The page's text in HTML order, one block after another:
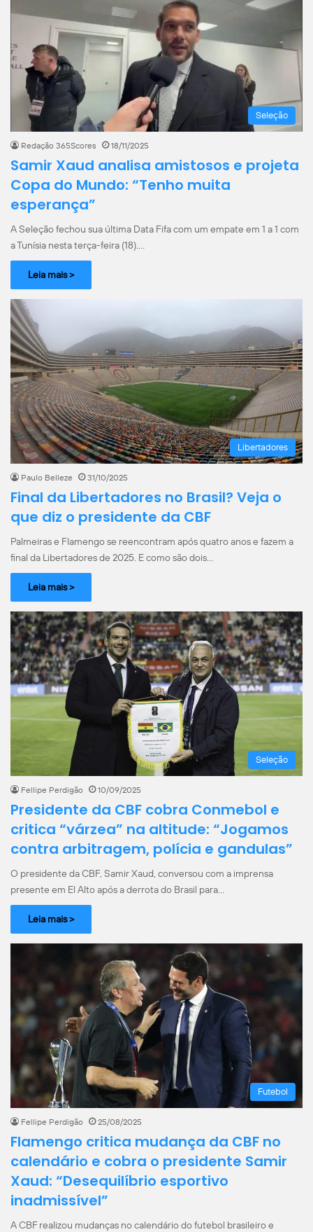
Seleção
Redação 365Scores 18/11/2025
Samir Xaud analisa amistosos e projeta
Copa do Mundo: “Tenho muita
esperança”
A Seleção fechou sua última Data Fifa com um empate em 1 a 1 com
a Tunísia nesta terça-feira (18).…
Leia mais >
Libertadores
Paulo Belleze 31/10/2025
Final da Libertadores no Brasil? Veja o
que diz o presidente da CBF
Palmeiras e Flamengo se reencontram após quatro anos e fazem a
final da Libertadores de 2025. E como são dois…
Leia mais >
Seleção
Fellipe Perdigão 10/09/2025
Presidente da CBF cobra Conmebol e
critica “várzea” na altitude: “Jogamos
contra arbitragem, polícia e gandulas”
O presidente da CBF, Samir Xaud, conversou com a imprensa
presente em El Alto após a derrota do Brasil para…
Leia mais >
Futebol
Fellipe Perdigão 25/08/2025
Flamengo critica mudança da CBF no
calendário e cobra o presidente Samir
Xaud: “Desequilíbrio esportivo
inadmissível”
A CBF realizou mudanças no calendário do futebol brasileiro e